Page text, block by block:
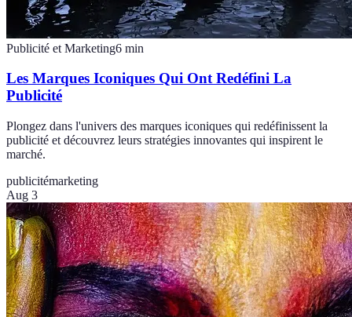
Publicité et Marketing6 min
Les Marques Iconiques Qui Ont Redéfini La
Publicité
Plongez dans l'univers des marques iconiques qui redéfinissent la
publicité et découvrez leurs stratégies innovantes qui inspirent le
marché.
publicitémarketing
Aug 3